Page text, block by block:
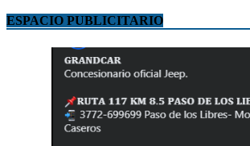
ESPACIO PUBLICITARIO